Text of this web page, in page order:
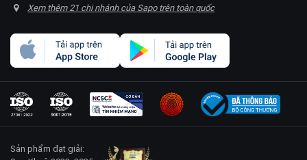
Xem thêm 21 chi nhánh của Sapo trên toàn quốc
Sản phẩm đạt giải: